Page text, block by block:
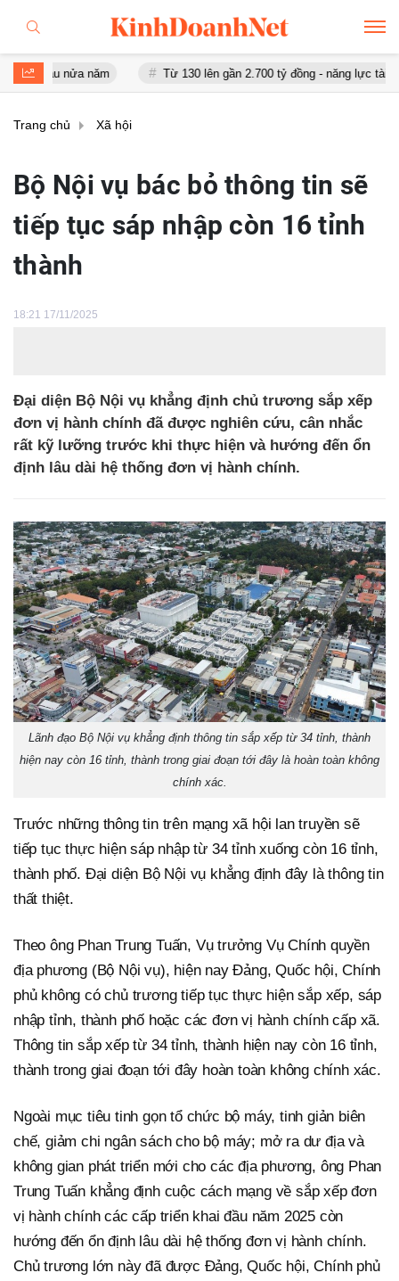
nửa năm Từ 130 lên gần 2.700 tỷ đồng - năng lực tài chính
Trang chủ Xã hội
Bộ Nội vụ bác bỏ thông tin sẽ
tiếp tục sáp nhập còn 16 tỉnh
thành
18:21 17/11/2025
Đại diện Bộ Nội vụ khẳng định chủ trương sắp xếp
đơn vị hành chính đã được nghiên cứu, cân nhắc
rất kỹ lưỡng trước khi thực hiện và hướng đến ổn
định lâu dài hệ thống đơn vị hành chính.
Lãnh đạo Bộ Nội vụ khẳng định thông tin sắp xếp từ 34 tỉnh, thành
hiện nay còn 16 tỉnh, thành trong giai đoạn tới đây là hoàn toàn không
chính xác.
Trước những thông tin trên mạng xã hội lan truyền sẽ
tiếp tục thực hiện sáp nhập từ 34 tỉnh xuống còn 16 tỉnh,
thành phố. Đại diện Bộ Nội vụ khẳng định đây là thông tin
thất thiệt.
Theo ông Phan Trung Tuấn, Vụ trưởng Vụ Chính quyền
địa phương (Bộ Nội vụ), hiện nay Đảng, Quốc hội, Chính
phủ không có chủ trương tiếp tục thực hiện sắp xếp, sáp
nhập tỉnh, thành phố hoặc các đơn vị hành chính cấp xã.
Thông tin sắp xếp từ 34 tỉnh, thành hiện nay còn 16 tỉnh,
thành trong giai đoạn tới đây hoàn toàn không chính xác.
Ngoài mục tiêu tinh gọn tổ chức bộ máy, tinh giản biên
chế, giảm chi ngân sách cho bộ máy; mở ra dư địa và
không gian phát triển mới cho các địa phương, ông Phan
Trung Tuấn khẳng định cuộc cách mạng về sắp xếp đơn
vị hành chính các cấp triển khai đầu năm 2025 còn
hướng đến ổn định lâu dài hệ thống đơn vị hành chính.
Chủ trương lớn này đã được Đảng, Quốc hội, Chính phủ